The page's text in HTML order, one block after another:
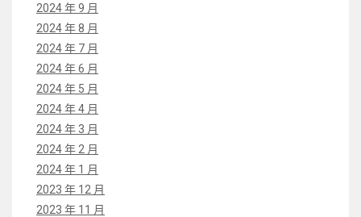
2024 年 9 月
2024 年 8 月
2024 年 7 月
2024 年 6 月
2024 年 5 月
2024 年 4 月
2024 年 3 月
2024 年 2 月
2024 年 1 月
2023 年 12 月
2023 年 11 月